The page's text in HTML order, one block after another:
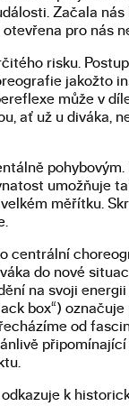
Začala
pro nás
risku.
jakožto
může v
ať už u diváka,
pohybovým.
umožňuje
měřítku.
centrální
do nové
na svoji
box“)
od
k